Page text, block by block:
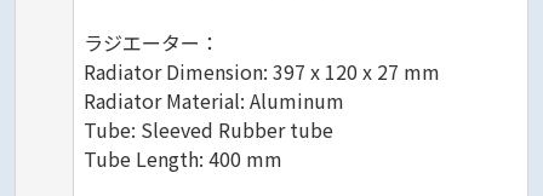
ラジエーター：
Radiator Dimension: 397 x 120 x 27 mm
Radiator Material: Aluminum
Tube: Sleeved Rubber tube
Tube Length: 400 mm